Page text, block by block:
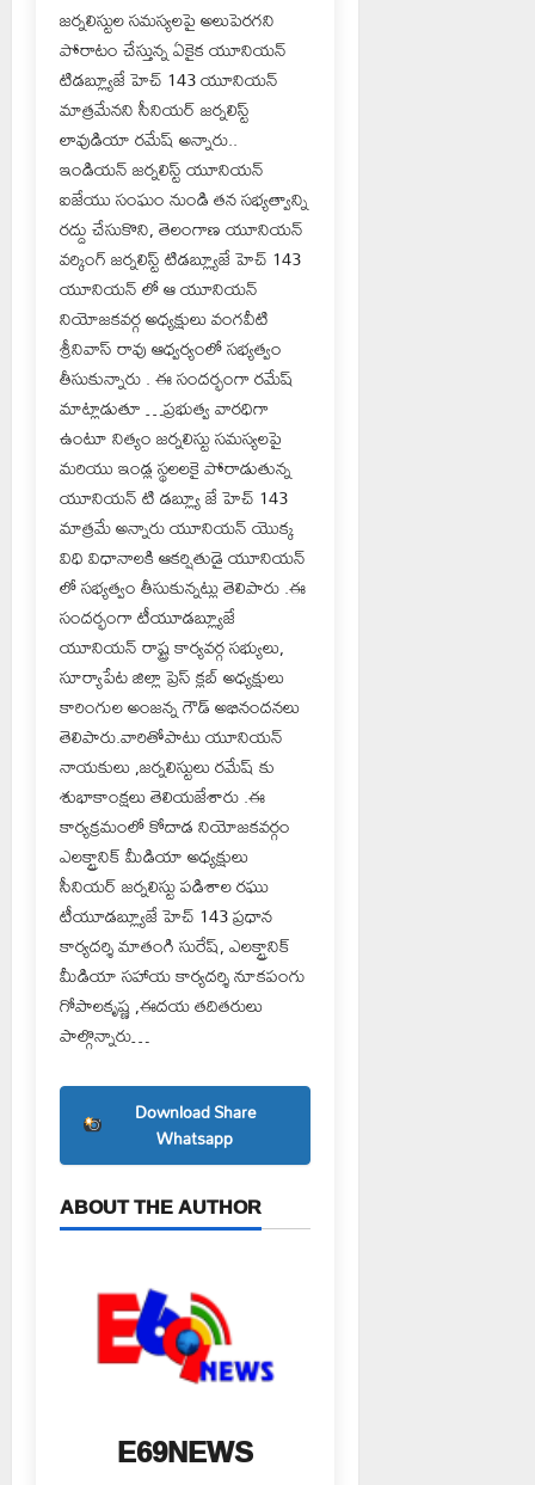
జర్నలిస్టుల సమస్యలపై అలుపెరగని
పోరాటం చేస్తున్న ఏకైక యూనియన్
టిడబ్ల్యూజే హెచ్ 143 యూనియన్
మాత్రమేనని సీనియర్ జర్నలిస్ట్
లావుడియా రమేష్ అన్నారు..
ఇండియన్ జర్నలిస్ట్ యూనియన్
ఐజేయు సంఘం నుండి తన సభ్యత్వాన్ని
రద్దు చేసుకొని, తెలంగాణ యూనియన్
వర్కింగ్ జర్నలిస్ట్ టిడబ్ల్యూజే హెచ్ 143
యూనియన్ లో ఆ యూనియన్
నియోజకవర్గ అధ్యక్షులు వంగవీటి
శ్రీనివాస్ రావు ఆధ్వర్యంలో సభ్యత్వం
తీసుకున్నారు . ఈ సందర్భంగా రమేష్
మాట్లాడుతూ …ప్రభుత్వ వారధిగా
ఉంటూ నిత్యం జర్నలిస్టు సమస్యలపై
మరియు ఇండ్ల స్థలలకై పోరాడుతున్న
యూనియన్ టి డబ్ల్యూ జే హెచ్ 143
మాత్రమే అన్నారు యూనియన్ యొక్క
విధి విధానాలకి ఆకర్షితుడై యూనియన్
లో సభ్యత్వం తీసుకున్నట్లు తెలిపారు .ఈ
సందర్భంగా టీయూడబ్ల్యూజే
యూనియన్ రాష్ట్ర కార్యవర్గ సభ్యులు,
సూర్యాపేట జిల్లా ప్రెస్ క్లబ్ అధ్యక్షులు
కారింగుల అంజన్న గౌడ్ అభినందనలు
తెలిపారు.వారితోపాటు యూనియన్
నాయకులు ,జర్నలిస్టులు రమేష్ కు
శుభాకాంక్షలు తెలియజేశారు .ఈ
కార్యక్రమంలో కోదాడ నియోజకవర్గం
ఎలక్ట్రానిక్ మీడియా అధ్యక్షులు
సీనియర్ జర్నలిస్టు పడిశాల రఘు
టీయూడబ్ల్యూజే హెచ్ 143 ప్రధాన
కార్యదర్శి మాతంగి సురేష్, ఎలక్ట్రానిక్
మీడియా సహాయ కార్యదర్శి నూకపంగు
గోపాలకృష్ణ ,ఈదయ తదితరులు
పాల్గొన్నారు…
Download Share
Whatsapp
ABOUT THE AUTHOR
E69NEWS